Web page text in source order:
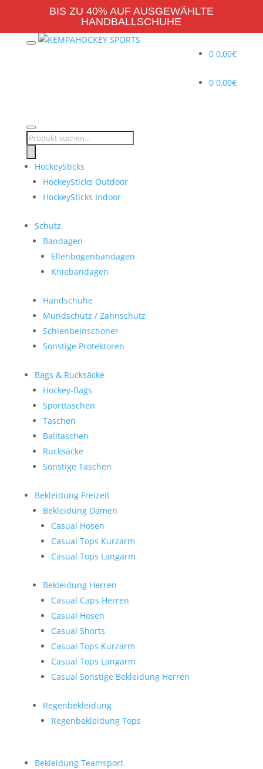
BIS ZU 40% AUF AUSGEWÄHLTE
HANDBALLSCHUHE
0 0,00€
0 0,00€
Products
HockeySticks
HockeySticks Outdoor
HockeySticks Indoor
Schutz
Bandagen
Ellenbogenbandagen
Kniebandagen
Handschuhe
Mundschutz / Zahnschutz
Schienbeinschoner
Sonstige Protektoren
Bags & Rucksäcke
Hockey-Bags
Sporttaschen
Taschen
Balltaschen
Rucksäcke
Sonstige Taschen
Bekleidung Freizeit
Bekleidung Damen
Casual Hosen
Casual Tops Kurzarm
Casual Tops Langarm
Bekleidung Herren
Casual Caps Herren
Casual Hosen
Casual Shorts
Casual Tops Kurzarm
Casual Tops Langarm
Casual Sonstige Bekleidung Herren
Regenbekleidung
Regenbekleidung Tops
Bekleidung Teamsport